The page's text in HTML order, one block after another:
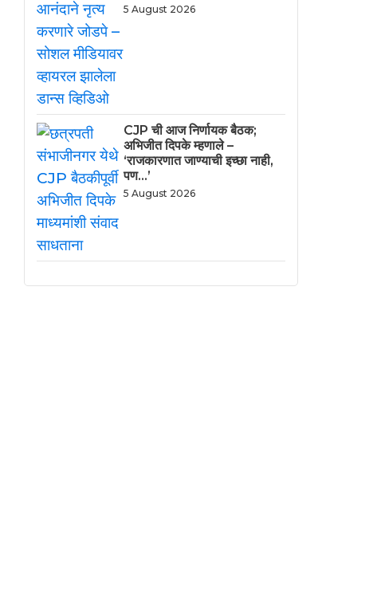
5 August 2026
CJP ची आज निर्णायक बैठक;
अभिजीत दिपके म्हणाले –
‘राजकारणात जाण्याची इच्छा नाही,
पण…’
5 August 2026